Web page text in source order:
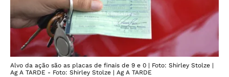
Alvo da ação são as placas de finais de 9 e 0 | Foto: Shirley Stolze |
Ag A TARDE - Foto: Shirley Stolze | Ag A TARDE